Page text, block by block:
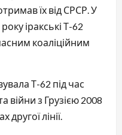
їх від СРСР. У
іракські Т-62
коаліційним
Т-62 під час
війни з Грузією 2008
лінії.